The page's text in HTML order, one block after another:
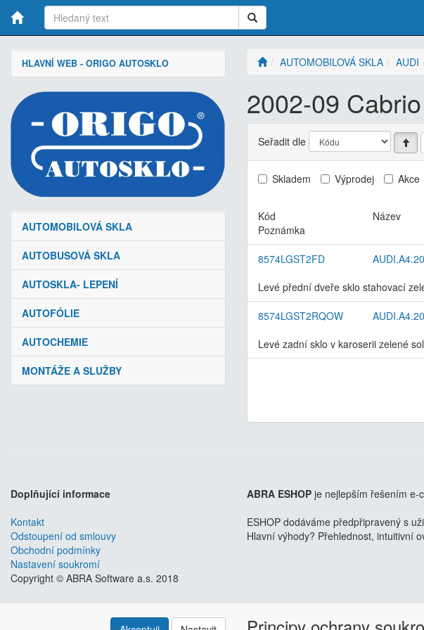
HLAVNÍ WEB - ORIGO AUTOSKLO
AUTOMOBILOVÁ SKLA
AUTOBUSOVÁ SKLA
AUTOSKLA- LEPENÍ
AUTOFÓLIE
AUTOCHEMIE
MONTÁŽE A SLUŽBY
AUTOMOBILOVÁ SKLA AUDI
2002-09 Cabrio
Seřadit dle
Skladem Výprodej Akce
Kód Název
Poznámka
8574LGST2FD
Levé přední dveře sklo stahovací
8574LGST2RQOW
Levé zadní sklo v karoserii zelené
Doplňující informace
Kontakt
Odstoupení od smlouvy
Obchodní podmínky
Nastavení soukromí
ABRA ESHOP je nejlepším řešením e-
ESHOP dodáváme předpřipravený s
Hlavní výhody? Přehlednost, intuitivní
Copyright © ABRA Software a.s. 2018